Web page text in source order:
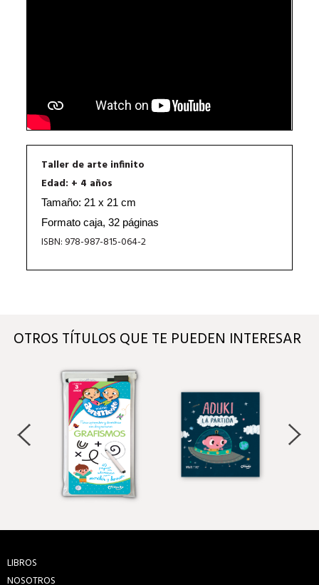
Taller de arte infinito
Edad: + 4 años
Tamaño: 21 x 21 cm
Formato caja, 32 páginas
ISBN: 978-987-815-064-2
OTROS TÍTULOS QUE TE PUEDEN INTERESAR
LIBROS
NOSOTROS